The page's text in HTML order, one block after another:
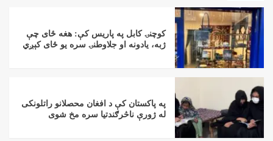
کوچنۍ کابل په پاریس کې: هغه ځای چې
ژبه، یادونه او جلاوطنۍ سره یو ځای کېږي
په پاکستان کې د افغان محصلانو راتلونکی
له ژورې ناڅرګندتیا سره مخ شوی